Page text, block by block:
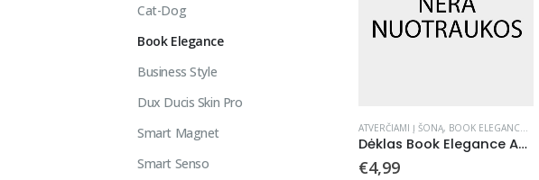
ATVERČIAMI Į ŠONĄ, BOOK ELEGANCE ,
Dėklas Book Elegance Apple iPhone 13 juodas
€4,99
Cat-Dog
Book Elegance
Business Style
Dux Ducis Skin Pro
Smart Magnet
Smart Senso